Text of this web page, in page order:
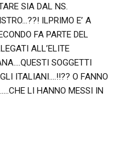
SIA DAL NS.
ILPRIMO E’ A
FA PARTE DEL
ALL’ELITE
SOGGETTI
ITALIANI….!!?? O FANNO
LI HANNO MESSI IN